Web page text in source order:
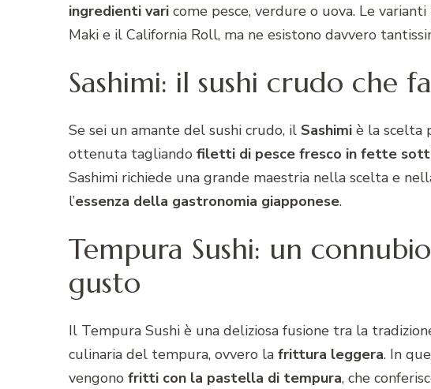
ingredienti vari come pesce, verdure o uova. Le
Maki e il California Roll, ma ne esistono davvero
Sashimi: il sushi crudo che
Se sei un amante del sushi crudo, il Sashimi è la scelta
ottenuta tagliando filetti di pesce fresco in fette
Sashimi richiede una grande maestria nella scelta e
l’essenza della gastronomia giapponese.
Tempura Sushi: un
gusto
Il Tempura Sushi è una deliziosa fusione tra la
culinaria del tempura, ovvero la frittura leggera. In
vengono fritti con la pastella di tempura, che